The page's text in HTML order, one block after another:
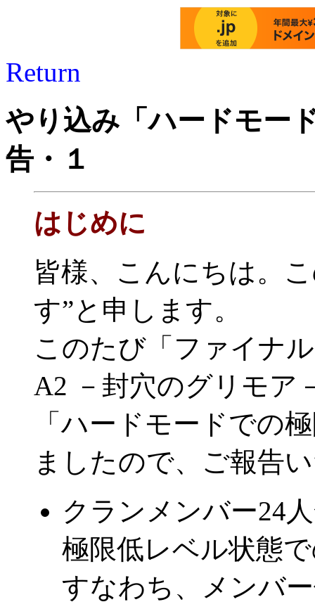
Return
やり込み「ハードモー
告・１
はじめに
皆様、こんにちは。
す”と申します。
このたび「ファイナ
A2 －封穴のグリモア
「ハードモードでの
ましたので、ご報告
クランメンバー24
極限低レベル状態
すなわち、メンバ